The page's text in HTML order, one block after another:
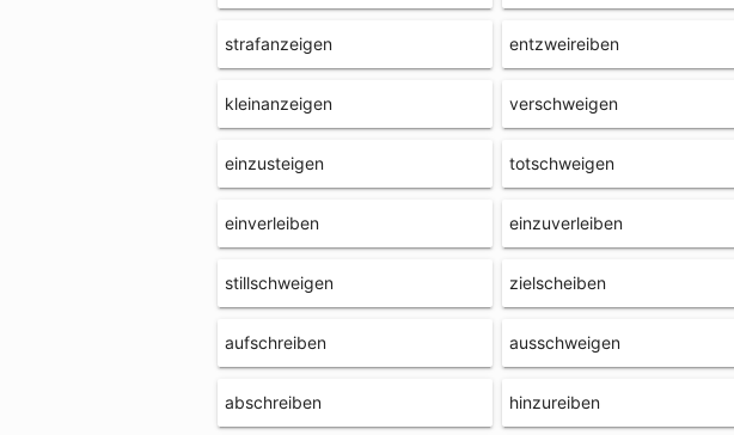
strafanzeigen entzweireiben
kleinanzeigen verschweigen
einzusteigen totschweigen
einverleiben einzuverleiben
stillschweigen zielscheiben
aufschreiben ausschweigen
abschreiben hinzureiben